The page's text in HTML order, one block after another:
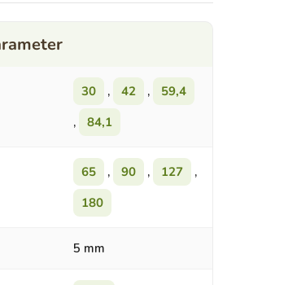
30 , 42 ,
59,4
,
84,1
65 , 90 , 127
,
180
5 mm